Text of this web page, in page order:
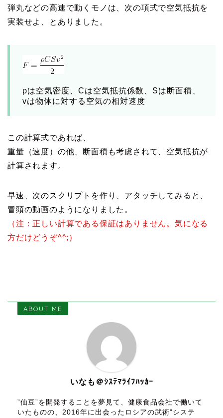
弾丸などの高速で動くモノは、次の項式で空気抵抗を
実装せよ、とありました。
ρは空気密度、Cは空気抵抗係数、Sは断面積、
vは物体に対する空気の相対速度
この計算式であれば、
重量（速度）の他、断面積も考慮されて、空気抵抗が
計算されます。
早速、次のスクリプトを作り、アタッチしてみると、
冒頭の動画のようになりました。
（注：正しい計算である保証はありません。気になる
方だけどうぞ^^;）
ABOUT ME
いなも＠ｼｽﾃﾏﾗｲﾌﾊｯｶｰ
”仙豆”を開発することを夢見て、健康食品会社で働いて
いたものの、2016年に出会ったロシアの武術”システ